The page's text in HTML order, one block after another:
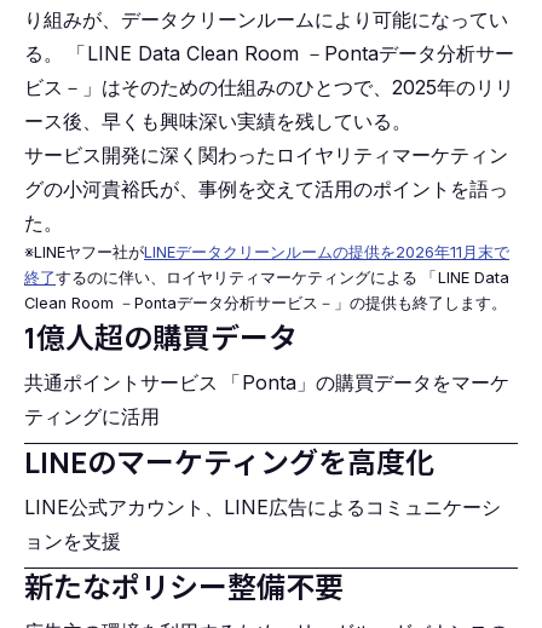
り組みが、データクリーンルームにより可能になってい
る。
「LINE Data Clean Room －Pontaデータ分析サー
ビス－」はそのための仕組みのひとつで、2025年のリリ
ース後、早くも興味深い実績を残している。
サービス開発に深く関わったロイヤリティマーケティン
グの小河貴裕氏が、事例を交えて活用のポイントを語っ
た。
※LINEヤフー社がLINEデータクリーンルームの提供を2026年11月末で
終了するのに伴い、ロイヤリティマーケティングによる 「LINE Data
Clean Room －Pontaデータ分析サービス－」の提供も終了します。
1億人超の購買データ
共通ポイントサービス 「Ponta」の購買データをマーケ
ティングに活用
LINEのマーケティングを高度化
LINE公式アカウント、LINE広告によるコミュニケーシ
ョンを支援
新たなポリシー整備不要